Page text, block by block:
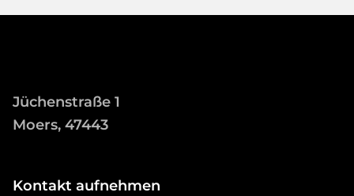
Jüchenstraße 1
Moers, 47443
Kontakt aufnehmen